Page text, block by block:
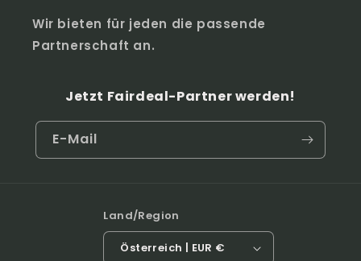
Wir bieten für jeden die passende
Partnerschaft an.
Jetzt Fairdeal-Partner werden!
E-Mail
Land/Region
Österreich | EUR €